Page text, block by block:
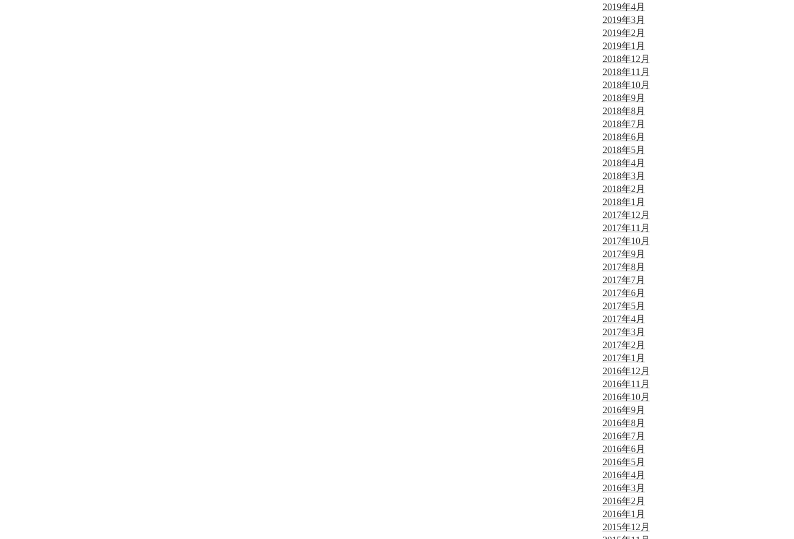
2019年4月
2019年3月
2019年2月
2019年1月
2018年12月
2018年11月
2018年10月
2018年9月
2018年8月
2018年7月
2018年6月
2018年5月
2018年4月
2018年3月
2018年2月
2018年1月
2017年12月
2017年11月
2017年10月
2017年9月
2017年8月
2017年7月
2017年6月
2017年5月
2017年4月
2017年3月
2017年2月
2017年1月
2016年12月
2016年11月
2016年10月
2016年9月
2016年8月
2016年7月
2016年6月
2016年5月
2016年4月
2016年3月
2016年2月
2016年1月
2015年12月